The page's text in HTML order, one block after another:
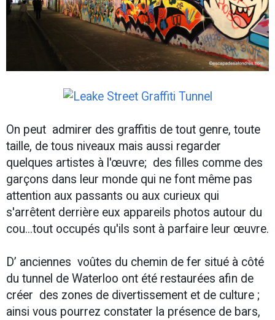
On peut admirer des graffitis de tout genre, toute
taille, de tous niveaux mais aussi regarder
quelques artistes à l'œuvre; des filles comme des
garçons dans leur monde qui ne font même pas
attention aux passants ou aux curieux qui
s'arrêtent derrière eux appareils photos autour du
cou...tout occupés qu'ils sont à parfaire leur œuvre.
D’ anciennes voûtes du chemin de fer situé à côté
du tunnel de Waterloo ont été restaurées afin de
créer des zones de divertissement et de culture ;
ainsi vous pourrez constater la présence de bars,